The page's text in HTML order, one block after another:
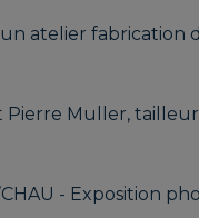
DE SÉRÉNITÉ
GAGNARD
atelier fabrication
Muller,
- Exposition